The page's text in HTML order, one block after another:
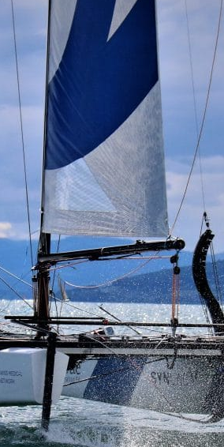
13Fév
Class40,Classe Ultim 32/23,Course au
4 classes, 4 parcours, 4 duos
Source
Transat Café l'Or
13 février 2025
0